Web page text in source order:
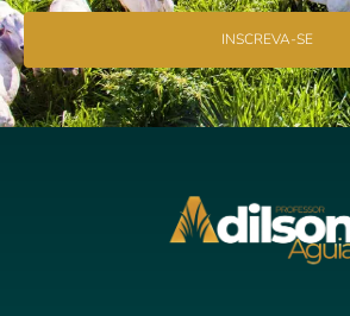
INSCREVA-SE